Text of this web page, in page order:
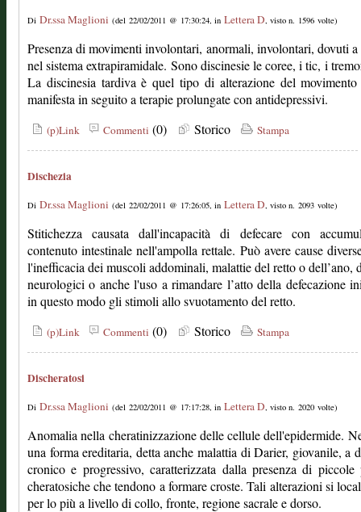
Di Dr.ssa Maglioni (del 22/02/2011 @ 17:30:24, in Lettera D, visto n. 1596 volte)
Presenza di movimenti involontari, anormali, involontari, dovuti
nel sistema extrapiramidale. Sono discinesie le coree, i tic, i
La discinesia tardiva è quel tipo di alterazione del
manifesta in seguito a terapie prolungate con antidepressivi.
(p)Link Commenti (0) Storico Stampa
Dischezia
Di Dr.ssa Maglioni (del 22/02/2011 @ 17:26:05, in Lettera D, visto n. 2093 volte)
Stitichezza causata dall'incapacità di defecare con
contenuto intestinale nell'ampolla rettale. Può avere cause
l'inefficacia dei muscoli addominali, malattie del retto o dell’ano,
neurologici o anche l'uso a rimandare l’atto della defecazione
in questo modo gli stimoli allo svuotamento del retto.
(p)Link Commenti (0) Storico Stampa
Discheratosi
Di Dr.ssa Maglioni (del 22/02/2011 @ 17:17:28, in Lettera D, visto n. 2020 volte)
Anomalia nella cheratinizzazione delle cellule dell'epidermide.
una forma ereditaria, detta anche malattia di Darier, giovanile, a
cronico e progressivo, caratterizzata dalla presenza di piccole
cheratosiche che tendono a formare croste. Tali alterazioni si
per lo più a livello di collo, fronte, regione sacrale e dorso.